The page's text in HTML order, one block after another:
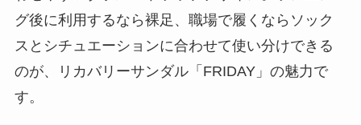
グ後に利用するなら裸足、職場で履くならソック
スとシチュエーションに合わせて使い分けできる
のが、リカバリーサンダル「FRIDAY」の魅力で
す。